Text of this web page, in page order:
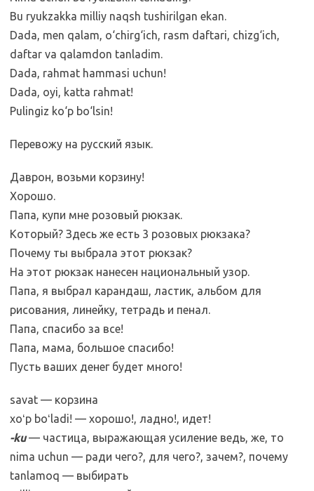
Bu ryukzakka milliy naqsh tushirilgan ekan.
Dada, men qalam, o‘chirg‘ich, rasm daftari, chizg‘ich,
daftar va qalamdon tanladim.
Dada, rahmat hammasi uchun!
Dada, oyi, katta rahmat!
Pulingiz ko‘p bo‘lsin!
Перевожу на русский язык.
Даврон, возьми корзину!
Хорошо.
Папа, купи мне розовый рюкзак.
Который? Здесь же есть 3 розовых рюкзака?
Почему ты выбрала этот рюкзак?
На этот рюкзак нанесен национальный узор.
Папа, я выбрал карандаш, ластик, альбом для
рисования, линейку, тетрадь и пенал.
Папа, спасибо за все!
Папа, мама, большое спасибо!
Пусть ваших денег будет много!
savat — корзина
xoʻp boʻladi! — хорошо!, ладно!, идет!
-ku— частица, выражающая усиление ведь, же, то
nima uchun — ради чего?, для чего?, зачем?, почему
tanlamoq — выбирать